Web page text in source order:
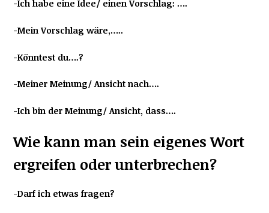
-Ich habe eine Idee/ einen Vorschlag: ….
-Mein Vorschlag wäre,…..
-Könntest du….?
-Meiner Meinung/ Ansicht nach….
-Ich bin der Meinung/ Ansicht, dass….
Wie kann man sein eigenes Wort
ergreifen oder unterbrechen?
-Darf ich etwas fragen?